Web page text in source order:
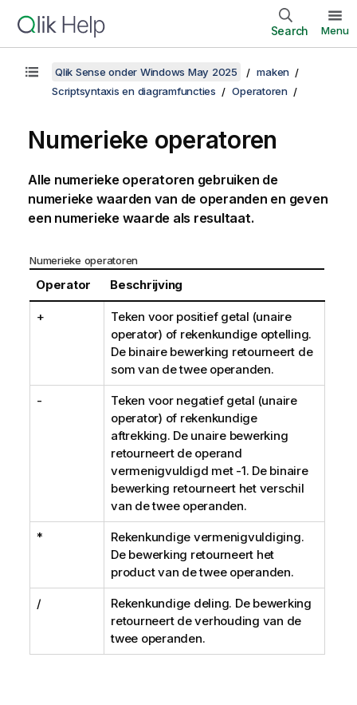
Search Menu
Qlik Sense onder Windows May 2025
maken
Scriptsyntaxis en diagramfuncties
Operatoren
Numerieke operatoren
Alle numerieke operatoren gebruiken de
numerieke waarden van de operanden en geven
een numerieke waarde als resultaat.
Numerieke operatoren
Operator Beschrijving
+
Teken voor positief getal (unaire
operator) of rekenkundige optelling.
De binaire bewerking retourneert de
som van de twee operanden.
-
Teken voor negatief getal (unaire
operator) of rekenkundige
aftrekking. De unaire bewerking
retourneert de operand
vermenigvuldigd met -1. De binaire
bewerking retourneert het verschil
van de twee operanden.
*
Rekenkundige vermenigvuldiging.
De bewerking retourneert het
product van de twee operanden.
/
Rekenkundige deling. De bewerking
retourneert de verhouding van de
twee operanden.